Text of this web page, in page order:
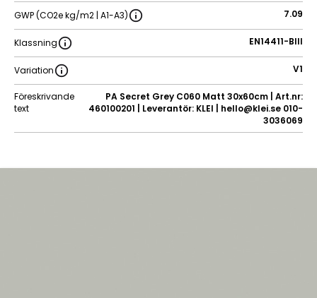
GWP (CO2e kg/m2 | A1-A3) 7.09
Klassning EN14411-BIII
Variation V1
Föreskrivande
text
PA Secret Grey C060 Matt 30x60cm | Art.nr:
460100201 | Leverantör: KLEI | hello@klei.se 010-
3036069